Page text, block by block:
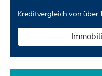
Kreditvergleich von über